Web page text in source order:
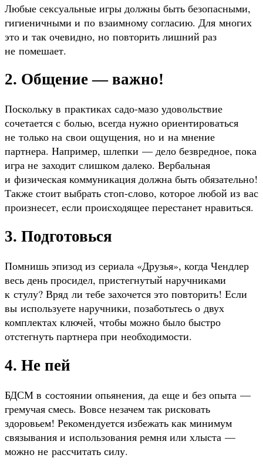
Любые сексуальные игры должны быть безопасными,
гигиеничными и по взаимному согласию. Для многих
это и так очевидно, но повторить лишний раз
не помешает.
2. Общение — важно!
Поскольку в практиках садо-мазо удовольствие
сочетается с болью, всегда нужно ориентироваться
не только на свои ощущения, но и на мнение
партнера. Например, шлепки — дело безвредное, пока
игра не заходит слишком далеко. Вербальная
и физическая коммуникация должна быть обязательно!
Также стоит выбрать стоп-слово, которое любой из вас
произнесет, если происходящее перестанет нравиться.
3. Подготовься
Помнишь эпизод из сериала «Друзья», когда Чендлер
весь день просидел, пристегнутый наручниками
к стулу? Вряд ли тебе захочется это повторить! Если
вы используете наручники, позаботьтесь о двух
комплектах ключей, чтобы можно было быстро
отстегнуть партнера при необходимости.
4. Не пей
БДСМ в состоянии опьянения, да еще и без опыта —
гремучая смесь. Вовсе незачем так рисковать
здоровьем! Рекомендуется избежать как минимум
связывания и использования ремня или хлыста —
можно не рассчитать силу.